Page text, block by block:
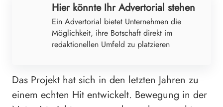
Hier könnte Ihr Advertorial stehen
Ein Advertorial bietet Unternehmen die
Möglichkeit, ihre Botschaft direkt im
redaktionellen Umfeld zu platzieren
Das Projekt hat sich in den letzten Jahren zu
einem echten Hit entwickelt. Bewegung in der